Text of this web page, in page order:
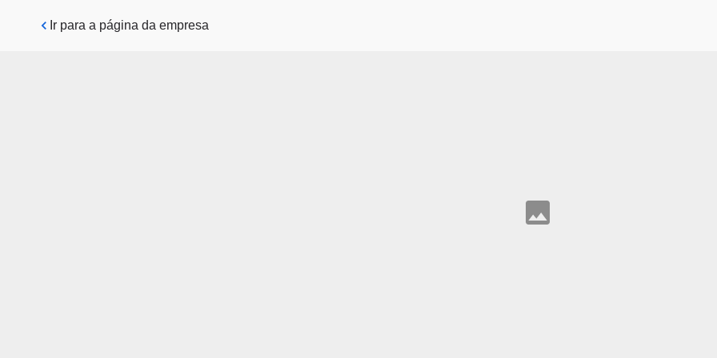
Pular para o conteúdo principal
Ir para a página da empresa